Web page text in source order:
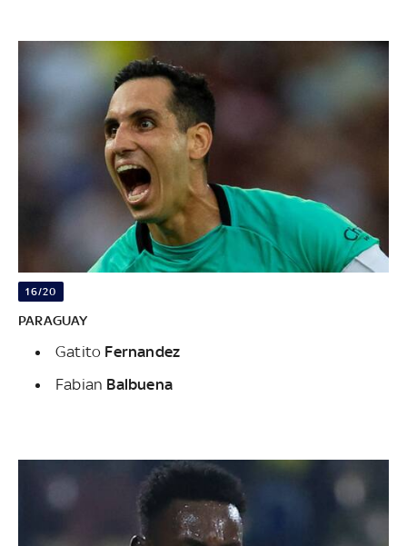
16/20
PARAGUAY
Gatito Fernandez
Fabian Balbuena